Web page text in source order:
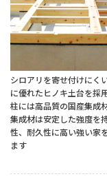
シロアリを寄せ付けにく
に優れたヒノキ土台を採
柱には高品質の国産集成
集成材は安定した強度を
性、耐久性に高い強い家
ます